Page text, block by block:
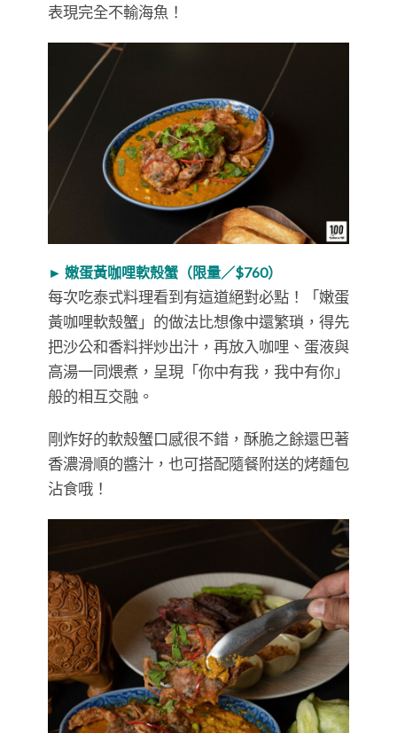
表現完全不輸海魚！
► 嫩蛋黃咖哩軟殼蟹（限量／$760）
每次吃泰式料理看到有這道絕對必點！「嫩蛋
黃咖哩軟殼蟹」的做法比想像中還繁瑣，得先
把沙公和香料拌炒出汁，再放入咖哩、蛋液與
高湯一同煨煮，呈現「你中有我，我中有你」
般的相互交融。
剛炸好的軟殼蟹口感很不錯，酥脆之餘還巴著
香濃滑順的醬汁，也可搭配隨餐附送的烤麵包
沾食哦！